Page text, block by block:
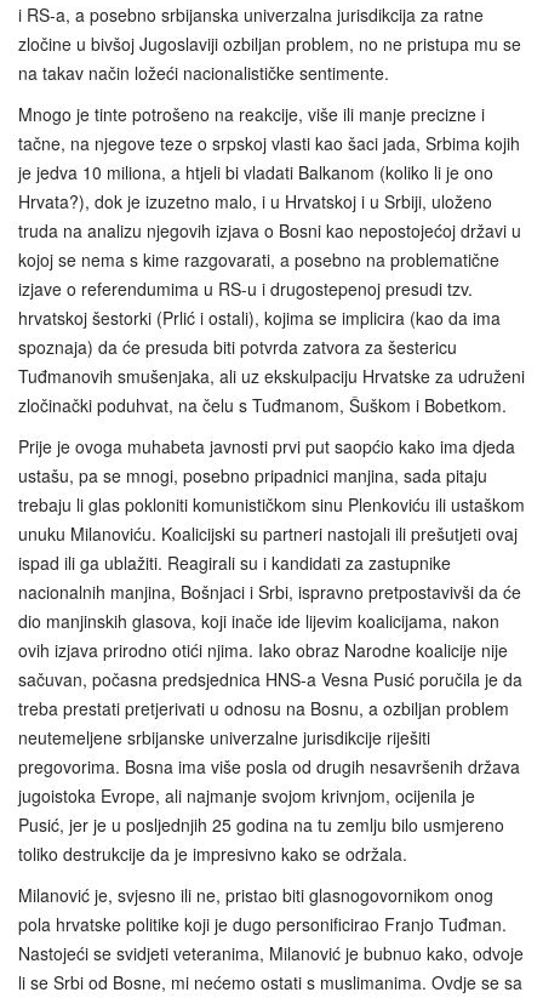
i RS-a, a posebno srbijanska univerzalna jurisdikcija za ratne
zločine u bivšoj Jugoslaviji ozbiljan problem, no ne pristupa mu se
na takav način ložeći nacionalističke sentimente.
Mnogo je tinte potrošeno na reakcije, više ili manje precizne i
tačne, na njegove teze o srpskoj vlasti kao šaci jada, Srbima kojih
je jedva 10 miliona, a htjeli bi vladati Balkanom (koliko li je ono
Hrvata?), dok je izuzetno malo, i u Hrvatskoj i u Srbiji, uloženo
truda na analizu njegovih izjava o Bosni kao nepostojećoj državi u
kojoj se nema s kime razgovarati, a posebno na problematične
izjave o referendumima u RS-u i drugostepenoj presudi tzv.
hrvatskoj šestorki (Prlić i ostali), kojima se implicira (kao da ima
spoznaja) da će presuda biti potvrda zatvora za šestericu
Tuđmanovih smušenjaka, ali uz ekskulpaciju Hrvatske za udruženi
zločinački poduhvat, na čelu s Tuđmanom, Šuškom i Bobetkom.
Prije je ovoga muhabeta javnosti prvi put saopćio kako ima djeda
ustašu, pa se mnogi, posebno pripadnici manjina, sada pitaju
trebaju li glas pokloniti komunističkom sinu Plenkoviću ili ustaškom
unuku Milanoviću. Koalicijski su partneri nastojali ili prešutjeti ovaj
ispad ili ga ublažiti. Reagirali su i kandidati za zastupnike
nacionalnih manjina, Bošnjaci i Srbi, ispravno pretpostavivši da će
dio manjinskih glasova, koji inače ide lijevim koalicijama, nakon
ovih izjava prirodno otići njima. Iako obraz Narodne koalicije nije
sačuvan, počasna predsjednica HNS-a Vesna Pusić poručila je da
treba prestati pretjerivati u odnosu na Bosnu, a ozbiljan problem
neutemeljene srbijanske univerzalne jurisdikcije riješiti
pregovorima. Bosna ima više posla od drugih nesavršenih država
jugoistoka Evrope, ali najmanje svojom krivnjom, ocijenila je
Pusić, jer je u posljednjih 25 godina na tu zemlju bilo usmjereno
toliko destrukcije da je impresivno kako se održala.
Milanović je, svjesno ili ne, pristao biti glasnogovornikom onog
pola hrvatske politike koji je dugo personificirao Franjo Tuđman.
Nastojeći se svidjeti veteranima, Milanović je bubnuo kako, odvoje
li se Srbi od Bosne, mi nećemo ostati s muslimanima. Ovdje se sa